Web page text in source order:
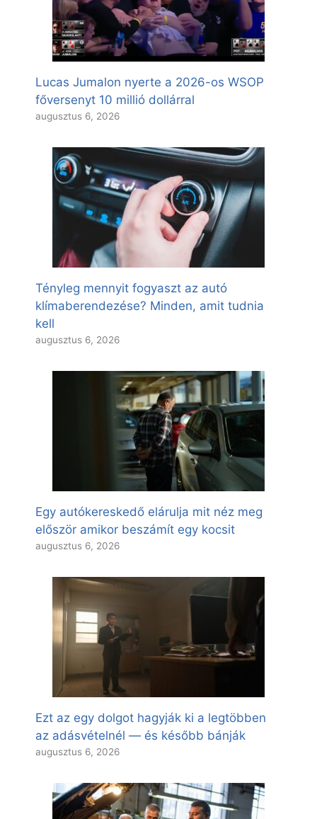
Lucas Jumalon nyerte a 2026-os WSOP
főversenyt 10 millió dollárral
augusztus 6, 2026
Tényleg mennyit fogyaszt az autó
klímaberendezése? Minden, amit tudnia
kell
augusztus 6, 2026
Egy autókereskedő elárulja mit néz meg
először amikor beszámít egy kocsit
augusztus 6, 2026
Ezt az egy dolgot hagyják ki a legtöbben
az adásvételnél — és később bánják
augusztus 6, 2026